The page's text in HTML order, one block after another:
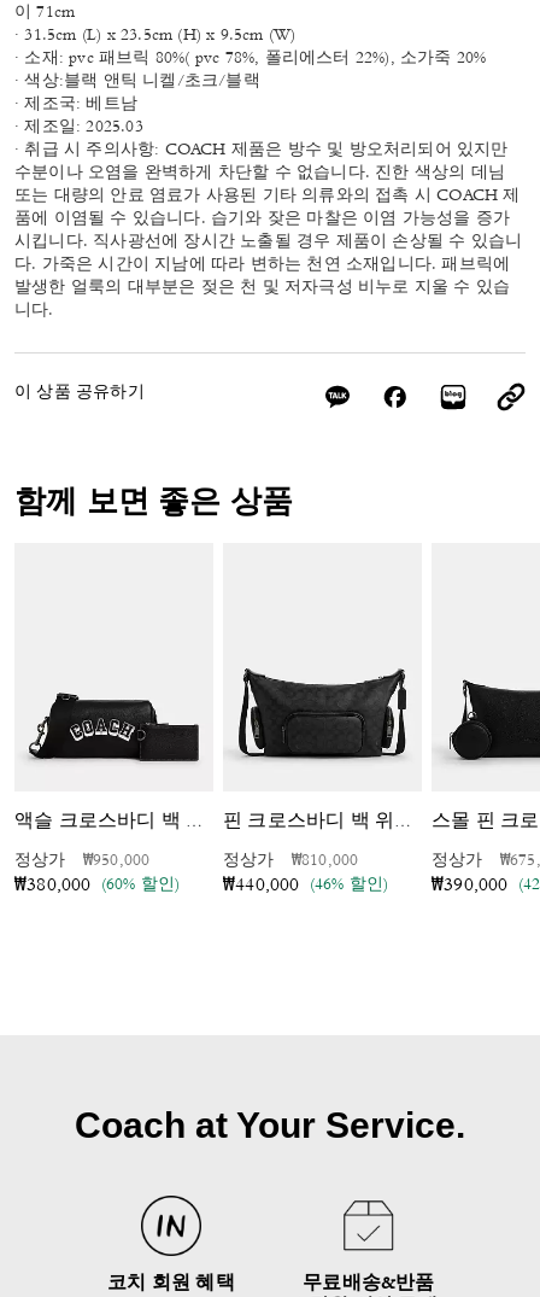
이 71cm
· 31.5cm (L) x 23.5cm (H) x 9.5cm (W)
· 소재: pvc 패브릭 80%( pvc 78%, 폴리에스터 22%), 소가죽 20%
· 색상:블랙 앤틱 니켈/초크/블랙
· 제조국: 베트남
· 제조일: 2025.03
· 취급 시 주의사항: COACH 제품은 방수 및 방오처리되어 있지만
수분이나 오염을 완벽하게 차단할 수 없습니다. 진한 색상의 데님
또는 대량의 안료 염료가 사용된 기타 의류와의 접촉 시 COACH 제
품에 이염될 수 있습니다. 습기와 잦은 마찰은 이염 가능성을 증가
시킵니다. 직사광선에 장시간 노출될 경우 제품이 손상될 수 있습니
다. 가죽은 시간이 지남에 따라 변하는 천연 소재입니다. 패브릭에
발생한 얼룩의 대부분은 젖은 천 및 저자극성 비누로 지울 수 있습
니다.
이 상품 공유하기
함께 보면 좋은 상품
액슬 크로스바디 백 위드 바시티 모티프
정상가 가격 인하 전
₩950,000인하됨
₩380,000 (60% 할인)
핀 크로스바디 백 위드 포켓 인 시그니처 캔버스
정상가 가격 인하 전
₩810,000인하됨
₩440,000 (46% 할인)
정상가 가격
₩390,000
Coach at Your Service.
코치 회원 혜택
무료배송&반품